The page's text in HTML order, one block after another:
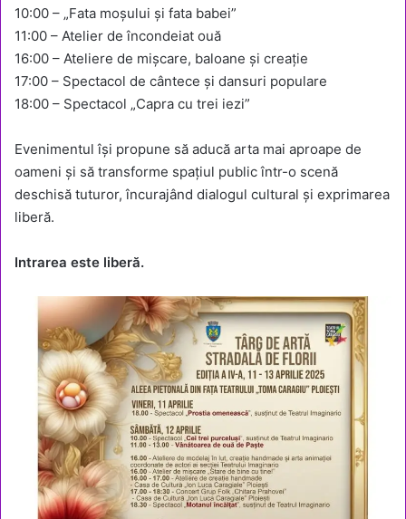
10:00 – „Fata moșului și fata babei”
11:00 – Atelier de încondeiat ouă
16:00 – Ateliere de mișcare, baloane și creație
17:00 – Spectacol de cântece și dansuri populare
18:00 – Spectacol „Capra cu trei iezi”
Evenimentul își propune să aducă arta mai aproape de
oameni și să transforme spațiul public într-o scenă
deschisă tuturor, încurajând dialogul cultural și exprimarea
liberă.
Intrarea este liberă.